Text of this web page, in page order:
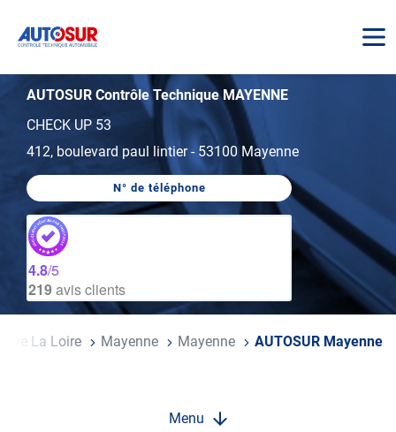
AUTOSUR Contrôle Technique MAYENNE
CHECK UP 53
412, boulevard paul lintier- 53100 Mayenne
N° de téléphone
AFFICHER
LE
MAYENNE
4.8/5
219avis clients
De La Loire Mayenne Mayenne AUTOSUR Mayenne
Menu